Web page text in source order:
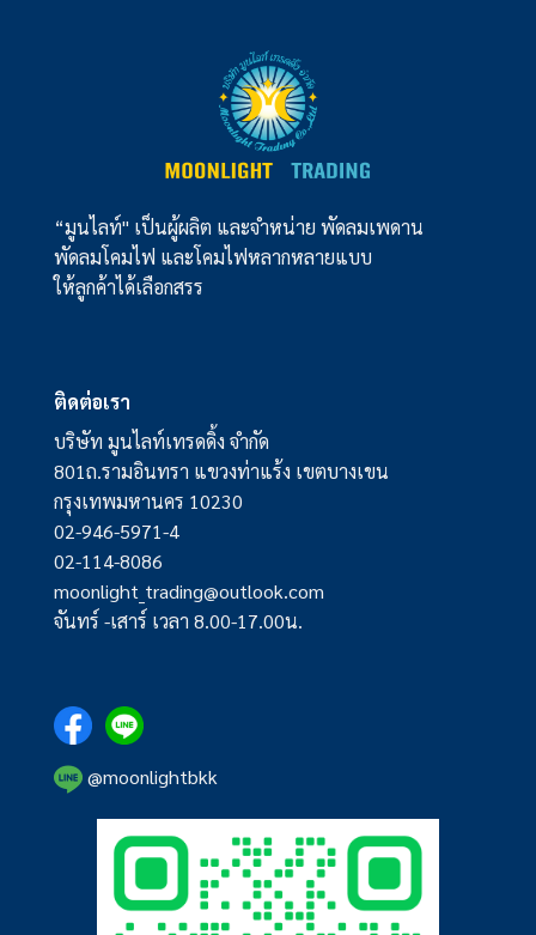
“มูนไลท์" เป็นผู้ผลิต และจำหน่าย พัดลมเพดาน
พัดลมโคมไฟ และโคมไฟหลากหลายแบบ
ให้ลูกค้าได้เลือกสรร
ติดต่อเรา
บริษัท มูนไลท์เทรดดิ้ง จำกัด
801ถ.รามอินทรา แขวงท่าแร้ง เขตบางเขน
กรุงเทพมหานคร 10230
02-946-5971-4
02-114-8086
moonlight_trading@outlook.com
จันทร์ -เสาร์ เวลา 8.00-17.00น.
@moonlightbkk